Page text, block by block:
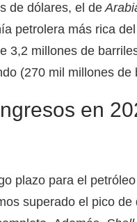
de dólares, el de
petrolera más rica
3,2 millones de
(270 mil millones de
en
plazo para el
superado el pico